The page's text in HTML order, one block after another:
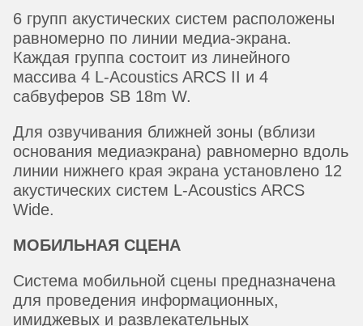
6 групп акустических систем расположены
равномерно по линии медиа-экрана.
Каждая группа состоит из линейного
массива 4 L-Acoustics ARCS II и 4
сабвуферов SB 18m W.
Для озвучивания ближней зоны (вблизи
основания медиаэкрана) равномерно вдоль
линии нижнего края экрана установлено 12
акустических систем L-Acoustics ARCS
Wide.
МОБИЛЬНАЯ СЦЕНА
Система мобильной сцены предназначена
для проведения информационных,
имиджевых и развлекательных